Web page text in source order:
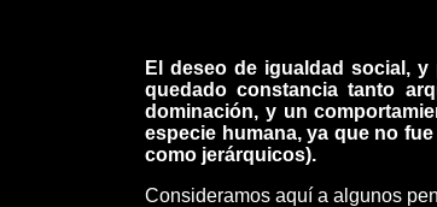
El deseo de igualdad social,
quedado constancia tanto
dominación, y un
especie humana, ya que no
como jerárquicos).
Consideramos aquí a algunos